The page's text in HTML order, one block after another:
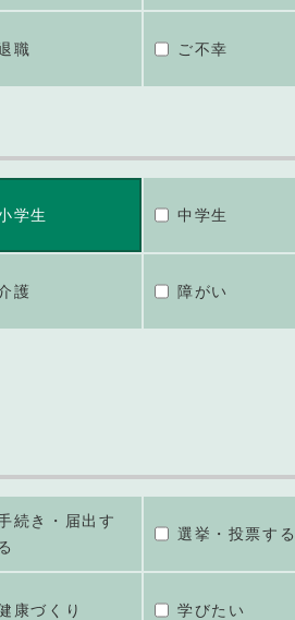
職 ご不幸
学生 中学生
護 障がい
続き・届出す
る
選挙・投票する
康づくり 学びたい